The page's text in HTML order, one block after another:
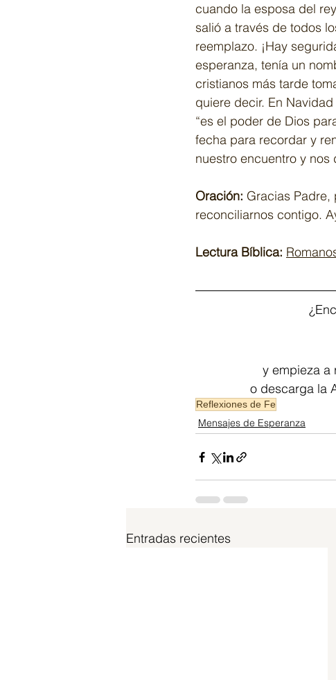
cuando la esposa del
salió a través de todos
reemplazo. ¡Hay
esperanza, tenía un
cristianos más tarde
quiere decir. En
“es el poder de Dios
fecha para recordar y
nuestro encuentro y
Oración: Gracias Padre,
reconciliarnos contigo.
Lectura Bíblica:
y empieza a
o descarga la
Reflexiones de Fe
Mensajes de Esperanza
Entradas recientes